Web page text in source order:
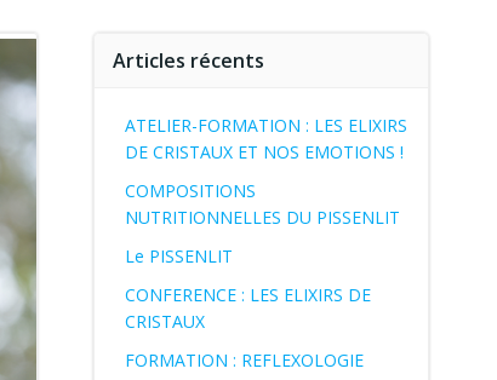
Articles récents
ATELIER-FORMATION : LES ELIXIRS
DE CRISTAUX ET NOS EMOTIONS !
COMPOSITIONS
NUTRITIONNELLES DU PISSENLIT
Le PISSENLIT
CONFERENCE : LES ELIXIRS DE
CRISTAUX
FORMATION : REFLEXOLOGIE